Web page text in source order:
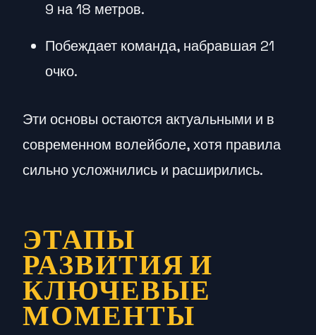
9 на 18 метров.
Побеждает команда, набравшая 21
очко.
Эти основы остаются актуальными и в
современном волейболе, хотя правила
сильно усложнились и расширились.
ЭТАПЫ
РАЗВИТИЯ И
КЛЮЧЕВЫЕ
МОМЕНТЫ